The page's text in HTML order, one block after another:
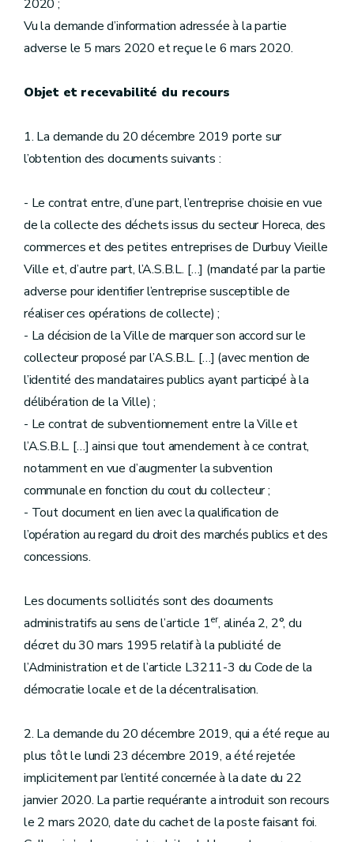
2020 ;
Vu la demande d’information adressée à la partie
adverse le 5 mars 2020 et reçue le 6 mars 2020.
Objet et recevabilité du recours
1. La demande du 20 décembre 2019 porte sur
l’obtention des documents suivants :
- Le contrat entre, d’une part, l’entreprise choisie en vue
de la collecte des déchets issus du secteur Horeca, des
commerces et des petites entreprises de Durbuy Vieille
Ville et, d’autre part, l’A.S.B.L. […] (mandaté par la partie
adverse pour identifier l’entreprise susceptible de
réaliser ces opérations de collecte) ;
- La décision de la Ville de marquer son accord sur le
collecteur proposé par l’A.S.B.L. […] (avec mention de
l’identité des mandataires publics ayant participé à la
délibération de la Ville) ;
- Le contrat de subventionnement entre la Ville et
l’A.S.B.L. […] ainsi que tout amendement à ce contrat,
notamment en vue d’augmenter la subvention
communale en fonction du cout du collecteur ;
- Tout document en lien avec la qualification de
l’opération au regard du droit des marchés publics et des
concessions.
Les documents sollicités sont des documents
administratifs au sens de l’article 1er, alinéa 2, 2°, du
décret du 30 mars 1995 relatif à la publicité de
l’Administration et de l’article L3211-3 du Code de la
démocratie locale et de la décentralisation.
2. La demande du 20 décembre 2019, qui a été reçue au
plus tôt le lundi 23 décembre 2019, a été rejetée
implicitement par l’entité concernée à la date du 22
janvier 2020. La partie requérante a introduit son recours
le 2 mars 2020, date du cachet de la poste faisant foi.